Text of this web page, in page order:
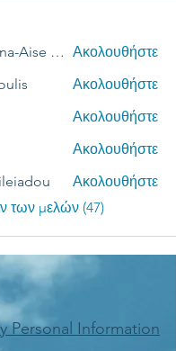
Konstantina-Aise Gilmaz Ακολουθήστε
Ακολουθήστε
Ακολουθήστε
Ακολουθήστε
Ακολουθήστε
των μελών (47)
Personal Information